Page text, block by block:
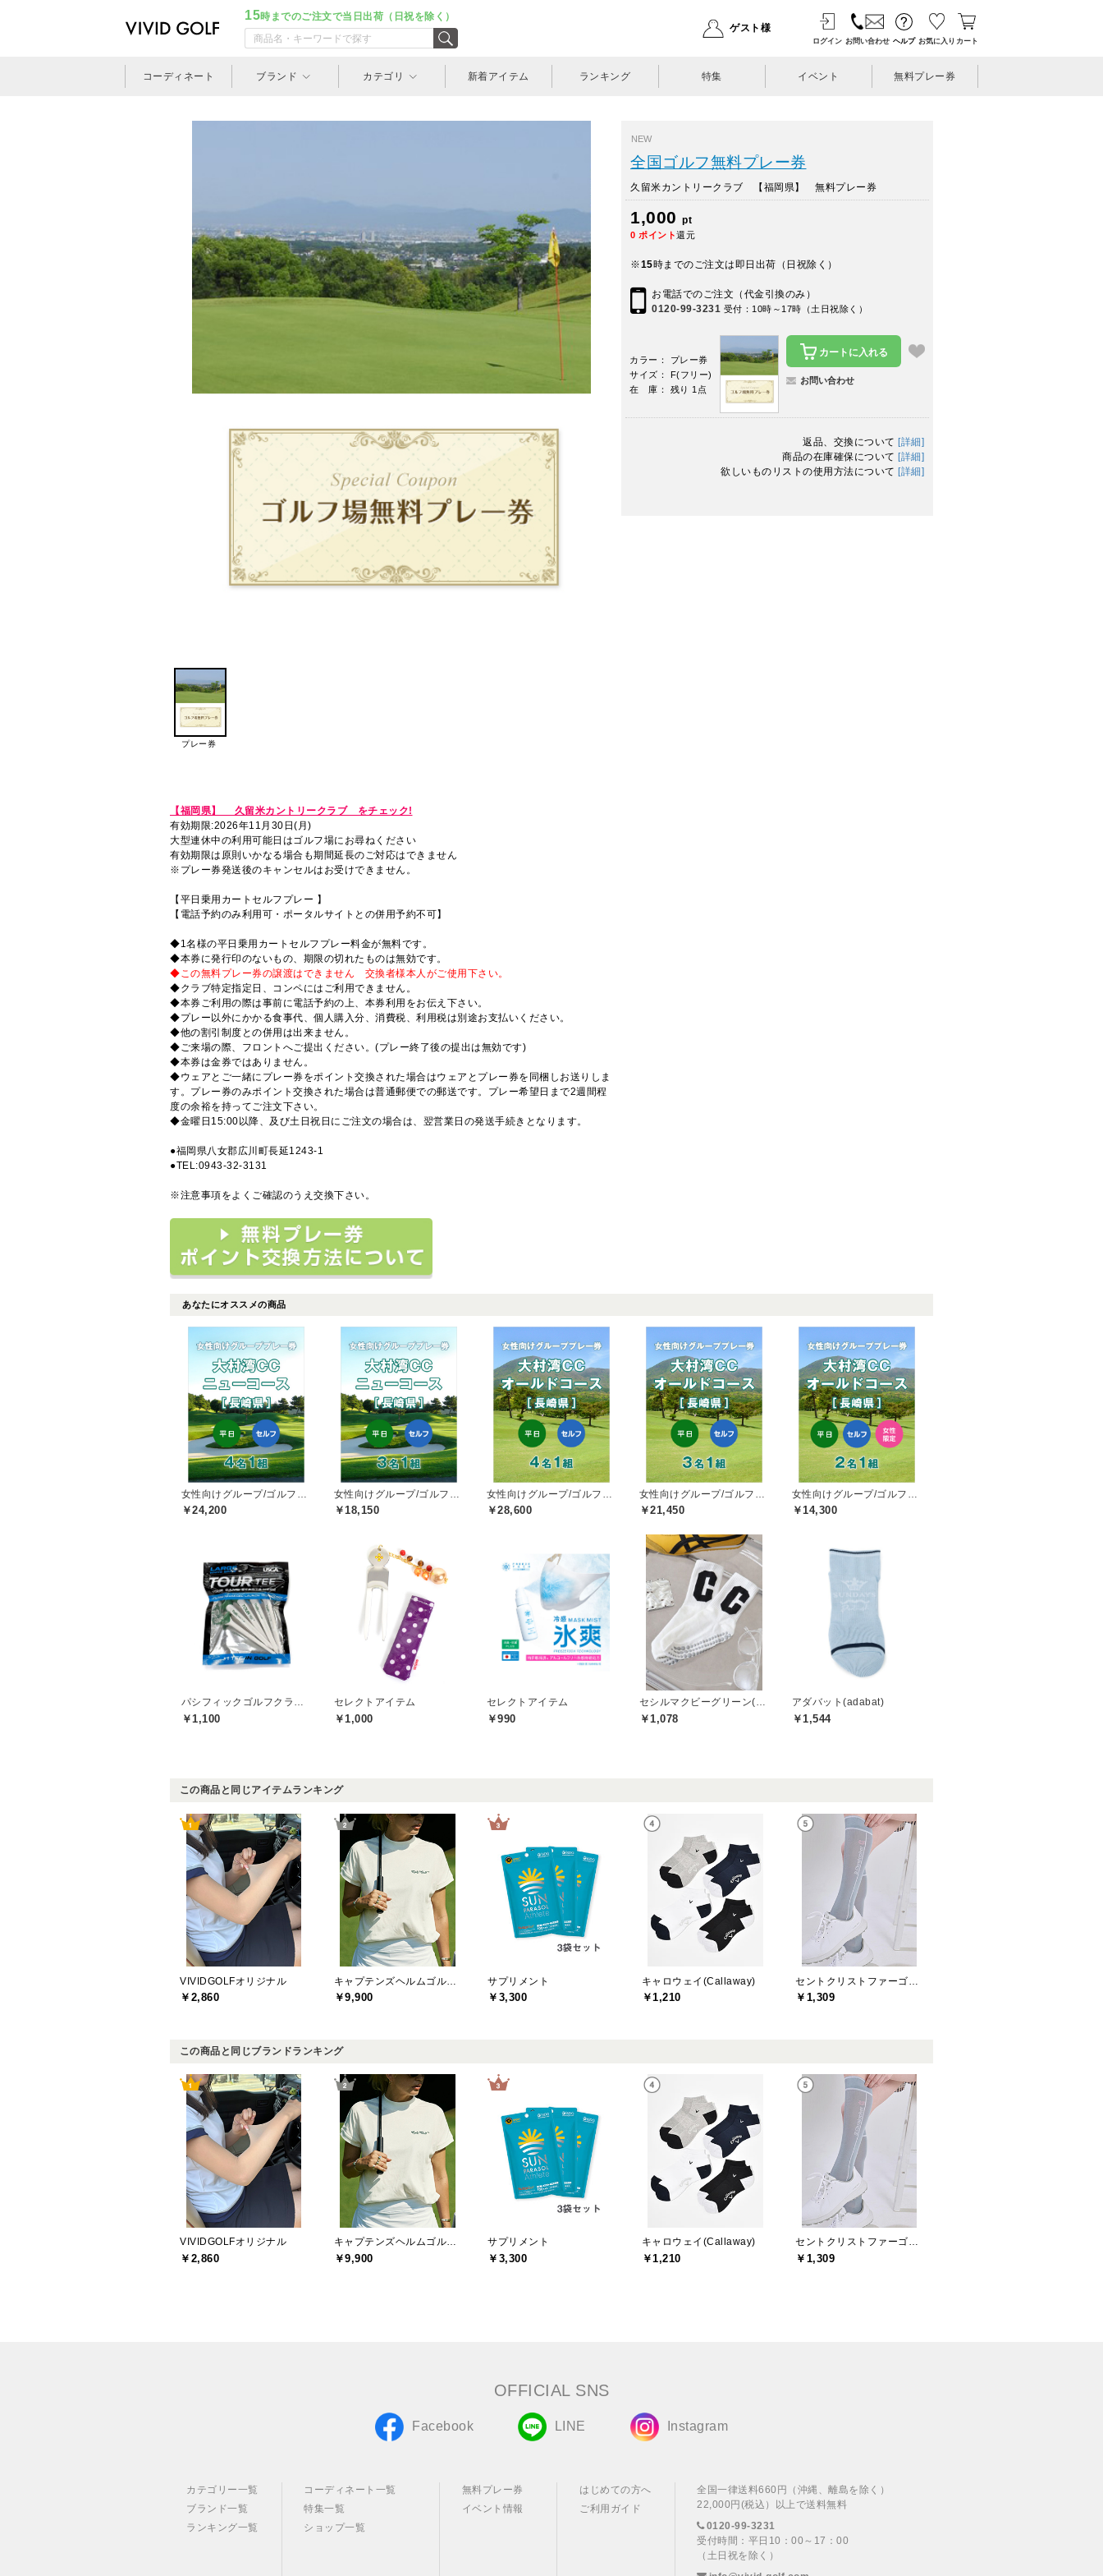
15時までのご注文で当日出荷（日祝を除く）
ゲスト様
ログイン お問い合わせ ヘルプ お気に入り カート
コーディネート ブランド カテゴリ 新着アイテム ランキング 特集 イベント 無料プレー券
プレー券
【福岡県】 久留米カントリークラブ をチェック!
有効期限:2026年11月30日(月)
大型連休中の利用可能日はゴルフ場にお尋ねください
有効期限は原則いかなる場合も期間延長のご対応はできません
※プレー券発送後のキャンセルはお受けできません。
【平日乗用カートセルフプレー 】
【電話予約のみ利用可・ポータルサイトとの併用予約不可】
◆1名様の平日乗用カートセルフプレー料金が無料です。
◆本券に発行印のないもの、期限の切れたものは無効です。
◆この無料プレー券の譲渡はできません 交換者様本人がご使用下さい。
◆クラブ特定指定日、コンペにはご利用できません。
◆本券ご利用の際は事前に電話予約の上、本券利用をお伝え下さい。
◆プレー以外にかかる食事代、個人購入分、消費税、利用税は別途お支払いください。
◆他の割引制度との併用は出来ません。
◆ご来場の際、フロントへご提出ください。(プレー終了後の提出は無効です)
◆本券は金券ではありません。
◆ウェアとご一緒にプレー券をポイント交換された場合はウェアとプレー券を同梱しお送りしま
す。プレー券のみポイント交換された場合は普通郵便での郵送です。プレー希望日まで2週間程
度の余裕を持ってご注文下さい。
◆金曜日15:00以降、及び土日祝日にご注文の場合は、翌営業日の発送手続きとなります。
●福岡県八女郡広川町長延1243-1
●TEL:0943-32-3131
※注意事項をよくご確認のうえ交換下さい。
NEW
全国ゴルフ無料プレー券
久留米カントリークラブ 【福岡県】 無料プレー券
1,000 pt
0 ポイント還元
※15時までのご注文は即日出荷（日祝除く）
お電話でのご注文（代金引換のみ）
0120-99-3231 受付：10時～17時（土日祝除く）
カラー： プレー券
サイズ： F(フリー)
在 庫： 残り 1点
カートに入れる
お問い合わせ
返品、交換について [詳細]
商品の在庫確保について [詳細]
欲しいものリストの使用方法について [詳細]
あなたにオススメの商品
￥24,200 ￥18,150 ￥28,600 ￥21,450 ￥14,300
￥1,100
セレクトアイテム
￥1,000
セレクトアイテム
￥990 ￥1,078
アダバット(adabat)
￥1,544
この商品と同じアイテムランキング
VIVIDGOLFオリジナル
￥2,860 ￥9,900
サプリメント
￥3,300
キャロウェイ(Callaway)
￥1,210 ￥1,309
この商品と同じブランドランキング
VIVIDGOLFオリジナル
￥2,860
キャプテンズヘルムゴルフ(Captains Helm Golf)
￥9,900
サプリメント
￥3,300
キャロウェイ(Callaway)
￥1,210
セントクリストファーゴルフ(St.ChristopherGolf)
￥1,309
OFFICIAL SNS
Facebook LINE Instagram
カテゴリー一覧
ブランド一覧
ランキング一覧
コーディネート一覧
特集一覧
ショップ一覧
無料プレー券
イベント情報
はじめての方へ
ご利用ガイド
全国一律送料660円（沖縄、離島を除く）
22,000円(税込）以上で送料無料
0120-99-3231
受付時間：平日10：00～17：00
（土日祝を除く）